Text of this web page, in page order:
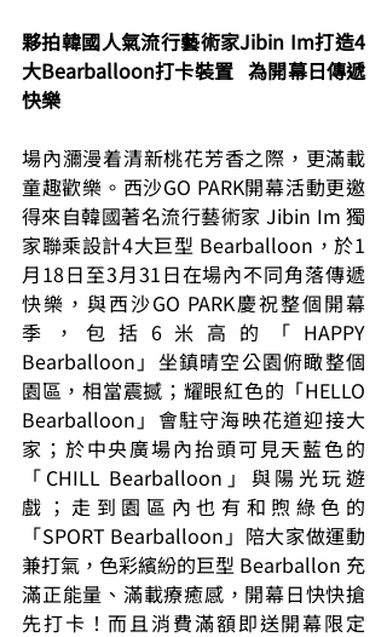
夥拍韓國人氣流行藝術家Jibin Im打造4
大Bearballoon打卡裝置   為開幕日傳遞
快樂
場內瀰漫着清新桃花芳香之際，更滿載
童趣歡樂。西沙GO PARK開幕活動更邀
得來自韓國著名流行藝術家 Jibin Im 獨
家聯乘設計4大巨型 Bearballoon，於1
月18日至3月31日在場內不同角落傳遞
快樂，與西沙GO PARK慶祝整個開幕
季，包括6米高的「HAPPY
Bearballoon」坐鎮晴空公園俯瞰整個
園區，相當震撼；耀眼紅色的「HELLO
Bearballoon」會駐守海映花道迎接大
家；於中央廣場內抬頭可見天藍色的
「CHILL Bearballoon」與陽光玩遊
戲；走到園區內也有和煦綠色的
「SPORT Bearballoon」陪大家做運動
兼打氣，色彩繽紛的巨型 Bearballon 充
滿正能量、滿載療癒感，開幕日快快搶
先打卡！而且消費滿額即送開幕限定